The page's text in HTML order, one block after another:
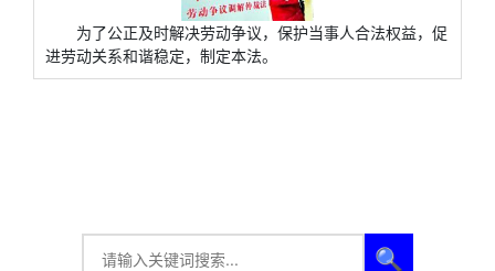
为了公正及时解决劳动争议，保护当事人合法权益，促
进劳动关系和谐稳定，制定本法。
🔍